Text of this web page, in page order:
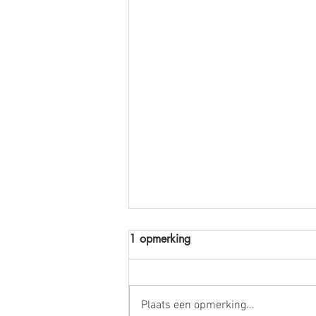
1 opmerking
Plaats een opmerking...